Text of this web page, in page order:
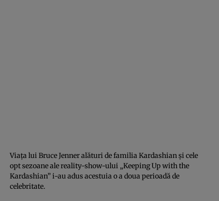
Viaţa lui Bruce Jenner alături de familia Kardashian şi cele
opt sezoane ale reality-show-ului „Keeping Up with the
Kardashian” i-au adus acestuia o a doua perioadă de
celebritate.